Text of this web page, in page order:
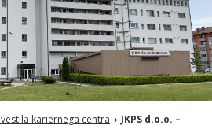
kariernega centra › JKPS d.o.o. –